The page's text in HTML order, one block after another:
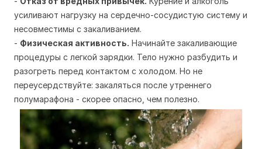
усиливают нагрузку на сердечно-сосудистую систему и
несовместимы с закаливанием.
- Физическая активность. Начинайте закаливающие
процедуры с легкой зарядки. Тело нужно разбудить и
разогреть перед контактом с холодом. Но не
переусердствуйте: закаляться после утреннего
полумарафона - скорее опасно, чем полезно.